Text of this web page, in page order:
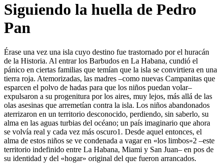
Siguiendo la huella de Pedro
Pan
Érase una vez una isla cuyo destino fue trastornado por el huracán
de la Historia. Al entrar los Barbudos en La Habana, cundió el
pánico en ciertas familias que temían que la isla se convirtiera en una
tierra roja. Atemorizadas, las madres –como nuevas Campanitas que
esparcen el polvo de hadas para que los niños puedan volar–
expulsaron a su progenitura por los aires, muy lejos, más allá de las
olas asesinas que arremetían contra la isla. Los niños abandonados
aterrizaron en un territorio desconocido, perdiendo, sin saberlo, su
alma en las aguas turbias del océano; un país imaginario que ahora
se volvía real y cada vez más oscuro1 . Desde aquel entonces, el
alma de estos niños se ve condenada a vagar en «los limbos»2 –este
territorio indefinido entre La Habana, Miami y San Juan– en pos de
su identidad y del «hogar» original del que fueron arrancados.